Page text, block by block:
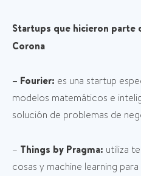
Startups que hicieron parte
Corona
– Fourier: es una startup
modelos matemáticos e
solución de problemas de
– Things by Pragma: utiliza
cosas y machine learning